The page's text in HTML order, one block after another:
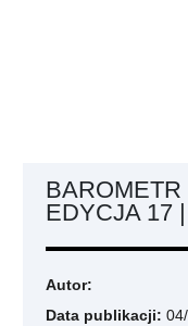
EDYCJA 17
Autor:
Data publikacji: